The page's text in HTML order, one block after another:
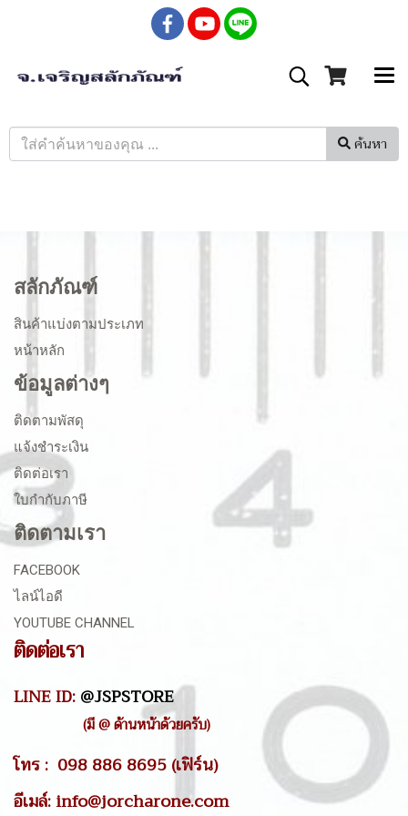
ค้นหา
สลักภัณฑ์
สินค้าแบ่งตามประเภท
หน้าหลัก
ข้อมูลต่างๆ
ติดตามพัสดุ
แจ้งชำระเงิน
ติดต่อเรา
ใบกำกับภาษี
ติดตามเรา
FACEBOOK
ไลน์ไอดี
YOUTUBE CHANNEL
ติดต่อเรา
LINE ID:@JSPSTORE
(มี @ ด้านหน้าด้วยครับ)
โทร : 098 886 8695 (เฟิร์น)
อีเมล์: info@jorcharone.com